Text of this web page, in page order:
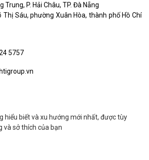
Trung, P. Hải Châu, TP. Đà Nẵng
Thị Sáu, phường Xuân Hòa, thành phố Hồ Chí
5757
hiểu biết và xu hướng mới nhất, được tùy
và sở thích của bạn